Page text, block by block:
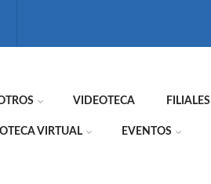
VIDEOTECA FILIALES
VIRTUAL EVENTOS